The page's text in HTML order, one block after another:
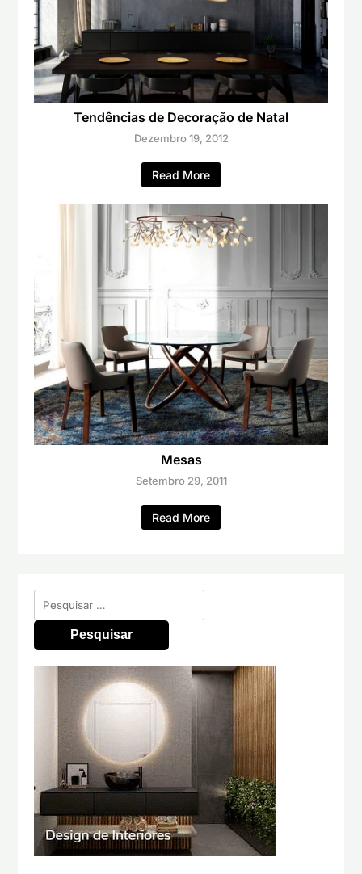
Tendências de Decoração de Natal
Dezembro 19, 2012
Read More
Mesas
Setembro 29, 2011
Read More
Pesquisar
por: